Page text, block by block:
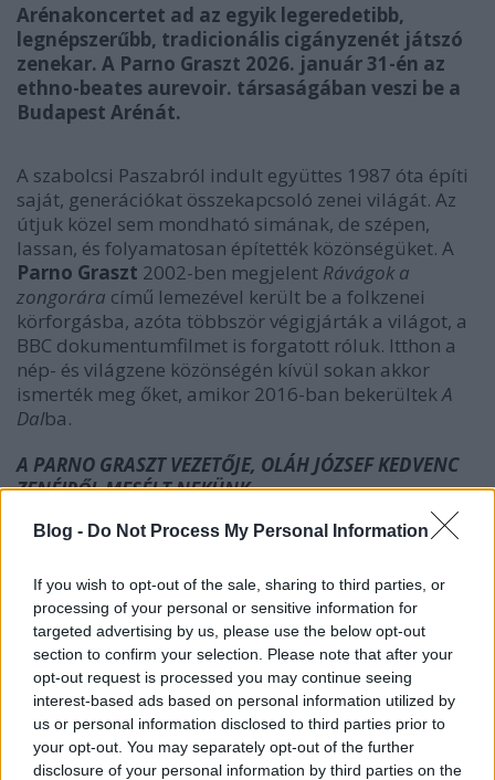
Blog - Do Not Process My Personal Information
If you wish to opt-out of the sale, sharing to third parties, or
processing of your personal or sensitive information for
targeted advertising by us, please use the below opt-out
section to confirm your selection. Please note that after your
opt-out request is processed you may continue seeing
interest-based ads based on personal information utilized by
us or personal information disclosed to third parties prior to
your opt-out. You may separately opt-out of the further
disclosure of your personal information by third parties on the
Arénakoncertet ad az egyik legeredetibb,
legnépszerűbb, tradicionális cigányzenét játszó
zenekar. A Parno Graszt 2026. január 31-én az
ethno-beates aurevoir. társaságában veszi be a
Budapest Arénát.
A szabolcsi Paszabról indult együttes 1987 óta építi
saját, generációkat összekapcsoló zenei világát. Az
útjuk közel sem mondható simának, de szépen,
lassan, és folyamatosan építették közönségüket. A
Parno Graszt 2002-ben megjelent Rávágok a
zongorára című lemezével került be a folkzenei
körforgásba, azóta többször végigjárták a világot, a
BBC dokumentumfilmet is forgatott róluk. Itthon a
nép- és világzene közönségén kívül sokan akkor
ismerték meg őket, amikor 2016-ban bekerültekA
Dalba.
A PARNO GRASZT VEZETŐJE, OLÁH JÓZSEF KEDVENC
ZENÉIRŐL MESÉLT NEKÜNK
Parno Grasztaz autentikus cigányfolklórból
egyáltalán nem félnek hozzányúlni magyar vagy
akár nemzetközi slágerekhez, és azt saját
eszköztárukból új jelentéssel tölteni meg. Készítettek
már közösen daltPogány Indulót ól kezdve
Dánielfy-n és a Bagossy Brothers Company
Bohemian Betyarsig sok mindenkivel – a
miskolcispeed-folk-punk zenekarral rendszeresen is
játszanak együtt.